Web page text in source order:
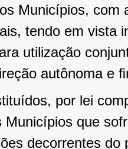
Municípios, com
tendo em vista
utilização
autônoma e
por lei
Municípios que
decorrentes do